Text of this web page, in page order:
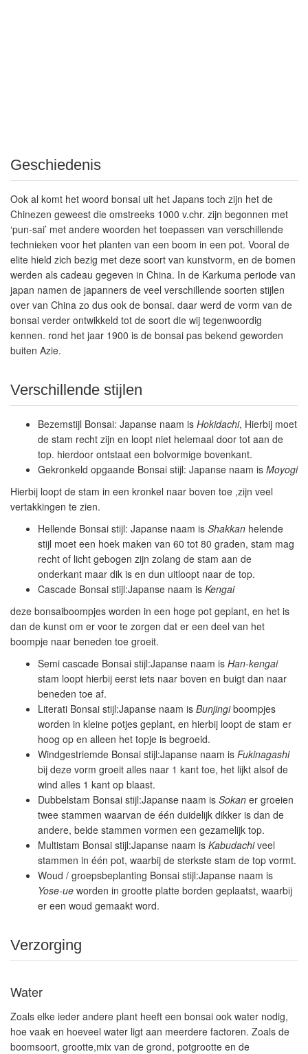
Geschiedenis
Ook al komt het woord bonsai uit het Japans toch zijn het de
Chinezen geweest die omstreeks 1000 v.chr. zijn begonnen met
‘pun-sai’ met andere woorden het toepassen van verschillende
technieken voor het planten van een boom in een pot. Vooral de
elite hield zich bezig met deze soort van kunstvorm, en de bomen
werden als cadeau gegeven in China. In de Karkuma periode van
japan namen de japanners de veel verschillende soorten stijlen
over van China zo dus ook de bonsai. daar werd de vorm van de
bonsai verder ontwikkeld tot de soort die wij tegenwoordig
kennen. rond het jaar 1900 is de bonsai pas bekend geworden
buiten Azie.
Verschillende stijlen
Bezemstijl Bonsai: Japanse naam is Hokidachi, Hierbij moet
de stam recht zijn en loopt niet helemaal door tot aan de
top. hierdoor ontstaat een bolvormige bovenkant.
Gekronkeld opgaande Bonsai stijl: Japanse naam is Moyogi
Hierbij loopt de stam in een kronkel naar boven toe ,zijn veel
vertakkingen te zien.
Hellende Bonsai stijl: Japanse naam is Shakkan helende
stijl moet een hoek maken van 60 tot 80 graden, stam mag
recht of licht gebogen zijn zolang de stam aan de
onderkant maar dik is en dun uitloopt naar de top.
Cascade Bonsai stijl:Japanse naam is Kengai
deze bonsaiboompjes worden in een hoge pot geplant, en het is
dan de kunst om er voor te zorgen dat er een deel van het
boompje naar beneden toe groeit.
Semi cascade Bonsai stijl:Japanse naam is Han-kengai
stam loopt hierbij eerst iets naar boven en buigt dan naar
beneden toe af.
Literati Bonsai stijl:Japanse naam is Bunjingiboompjes
worden in kleine potjes geplant, en hierbij loopt de stam er
hoog op en alleen het topje is begroeid.
Windgestriemde Bonsai stijl:Japanse naam is Fukinagashi
bij deze vorm groeit alles naar 1 kant toe, het lijkt alsof de
wind alles 1 kant op blaast.
Dubbelstam Bonsai stijl:Japanse naam is Sokan er groeien
twee stammen waarvan de één duidelijk dikker is dan de
andere, beide stammen vormen een gezamelijk top.
Multistam Bonsai stijl:Japanse naam is Kabudachiveel
stammen in één pot, waarbij de sterkste stam de top vormt.
Woud / groepsbeplanting Bonsai stijl:Japanse naam is
Yose-ue worden in grootte platte borden geplaatst, waarbij
er een woud gemaakt word.
Verzorging
Water
Zoals elke ieder andere plant heeft een bonsai ook water nodig,
hoe vaak en hoeveel water ligt aan meerdere factoren. Zoals de
boomsoort, grootte,mix van de grond, potgrootte en de